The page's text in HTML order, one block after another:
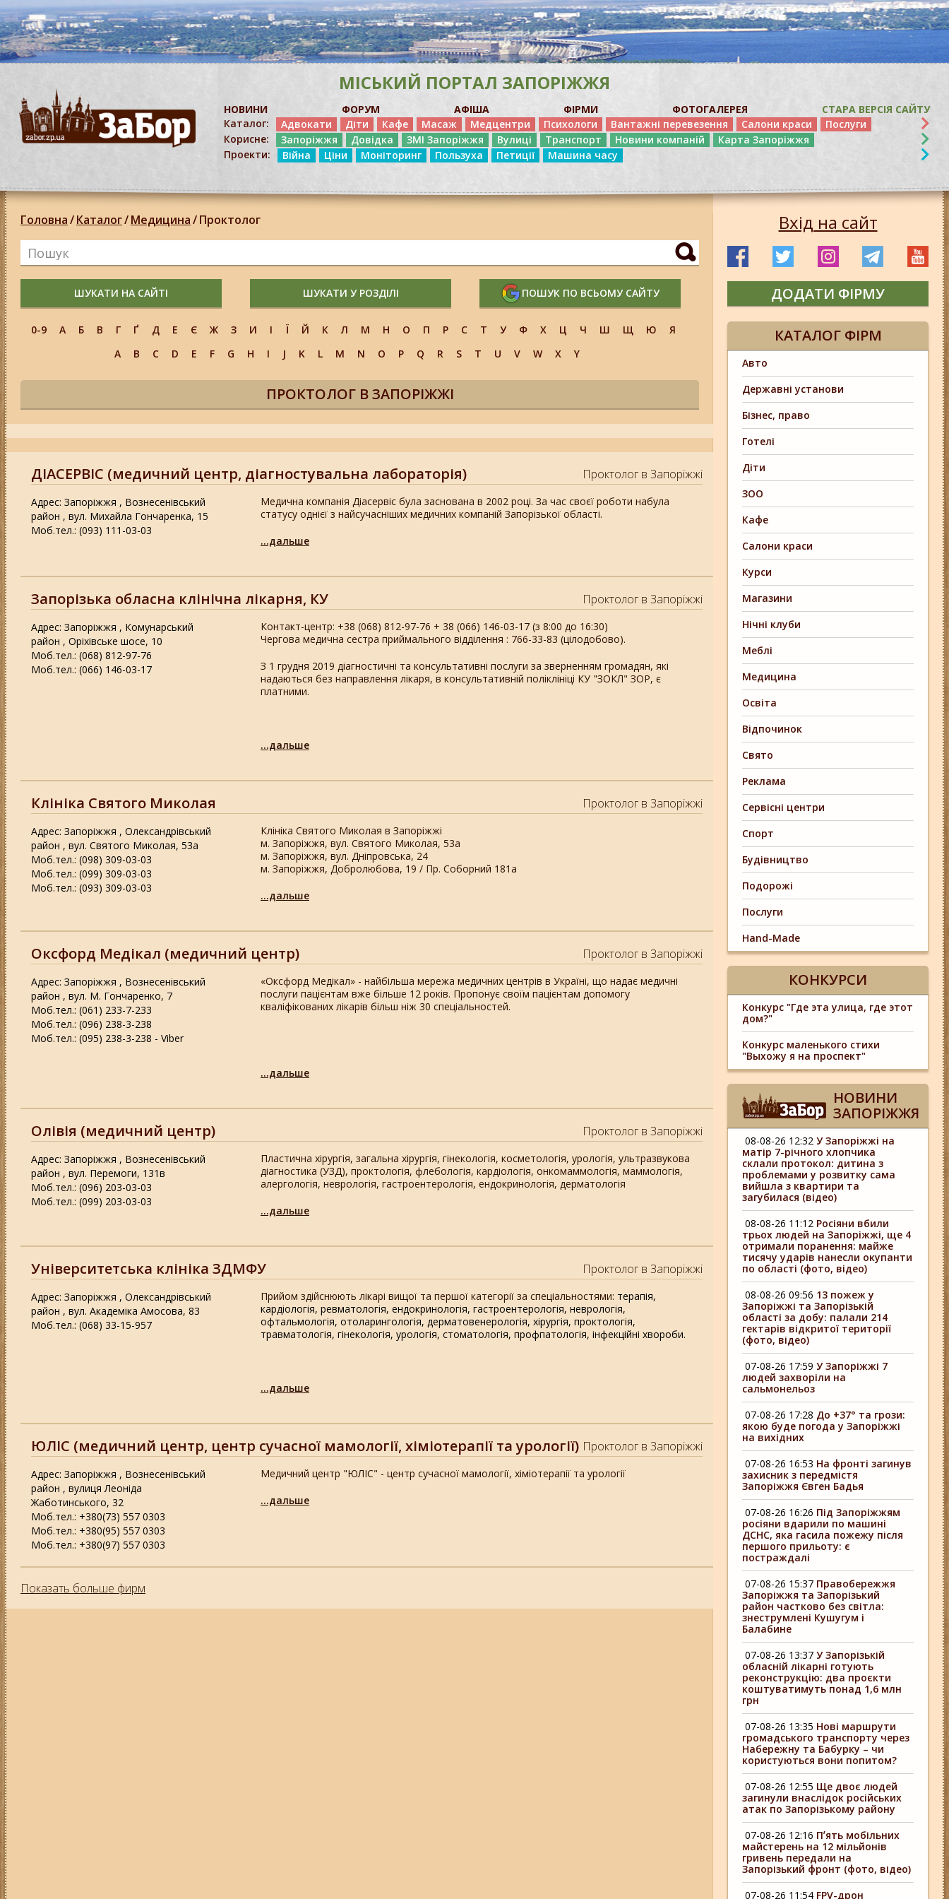
МІСЬКИЙ ПОРТАЛ ЗАПОРІЖЖЯ
НОВИНИ ФОРУМ АФІША ФІРМИ ФОТОГАЛЕРЕЯ
СТАРА ВЕРСІЯ САЙТУ
Каталог:
Адвокати Діти Кафе Масаж Медцентри Психологи Вантажні перевезення Салони краси
Послуги
Корисне:
Запоріжжя Довідка ЗМІ Запоріжжя Вулиці Транспорт Новини компаній
Карта Запоріжжя
Проекти:
Війна Ціни Моніторинг Пользуха Петиції Машина часу
Головна/Каталог/Медицина/Проктолог
ШУКАТИ НА САЙТІ ШУКАТИ У РОЗДІЛІ ПОШУК ПО ВСЬОМУ САЙТУ
0-9 А Б В Г Ґ Д Е Є Ж З И І Ї Й К Л М Н О П Р С Т У Ф Х Ц Ч Ш Щ Ю
Я
A
B C D E F G H I J K L M N O P Q R S T U V W X Y
ПРОКТОЛОГ В ЗАПОРІЖЖІ
ДІАСЕРВІС (медичний центр, діагностувальна лабораторія) Проктолог в Запоріжжі
Адрес: Запоріжжя , Вознесенівський
район , вул. Михайла Гончаренка, 15
Моб.тел.: (093) 111-03-03
Медична компанія Діасервіс була заснована в 2002 році. За час своєї роботи набула
статусу однієї з найсучасніших медичних компаній Запорізької області.
...дальше
Запорізька обласна клінічна лікарня, КУ Проктолог в Запоріжжі
Адрес: Запоріжжя , Комунарський
район , Оріхівське шосе, 10
Моб.тел.: (068) 812-97-76
Моб.тел.: (066) 146-03-17
Контакт-центр: +38 (068) 812-97-76 + 38 (066) 146-03-17 (з 8:00 до 16:30)
Чергова медична сестра приймального відділення : 766-33-83 (цілодобово).
З 1 грудня 2019 діагностичні та консультативні послуги за зверненням громадян, які
надаються без направлення лікаря, в консультативній поліклініці КУ "ЗОКЛ" ЗОР, є
платними.
...дальше
Клініка Святого Миколая Проктолог в Запоріжжі
Адрес: Запоріжжя , Олександрівський
район , вул. Святого Миколая, 53а
Моб.тел.: (098) 309-03-03
Моб.тел.: (099) 309-03-03
Моб.тел.: (093) 309-03-03
Клініка Святого Миколая в Запоріжжі
м. Запоріжжя, вул. Святого Миколая, 53а
м. Запоріжжя, вул. Дніпровська, 24
м. Запоріжжя, Добролюбова, 19 / Пр. Соборний 181а
...дальше
Оксфорд Медікал (медичний центр) Проктолог в Запоріжжі
Адрес: Запоріжжя , Вознесенівський
район , вул. М. Гончаренко, 7
Моб.тел.: (061) 233-7-233
Моб.тел.: (096) 238-3-238
Моб.тел.: (095) 238-3-238 - Viber
«Оксфорд Медікал» - найбільша мережа медичних центрів в Україні, що надає медичні
послуги пацієнтам вже більше 12 років. Пропонує своїм пацієнтам допомогу
кваліфікованих лікарів більш ніж 30 спеціальностей.
...дальше
Олівія (медичний центр) Проктолог в Запоріжжі
Адрес: Запоріжжя , Вознесенівський
район , вул. Перемоги, 131в
Моб.тел.: (096) 203-03-03
Моб.тел.: (099) 203-03-03
Пластична хірургія, загальна хірургія, гінекологія, косметологія, урологія, ультразвукова
діагностика (УЗД), проктологія, флебологія, кардіологія, онкомаммологія, маммологія,
алергологія, неврологія, гастроентерологія, ендокринологія, дерматологія
...дальше
Університетська клініка ЗДМФУ Проктолог в Запоріжжі
Адрес: Запоріжжя , Олександрівський
район , вул. Академіка Амосова, 83
Моб.тел.: (068) 33-15-957
Прийом здійснюють лікарі вищої та першої категорії за спеціальностями: терапія,
кардіологія, ревматологія, ендокринологія, гастроентерологія, неврологія,
офтальмологія, отоларингологія, дерматовенерологія, хірургія, проктологія,
травматологія, гінекологія, урологія, стоматологія, профпатологія, інфекційні хвороби.
...дальше
ЮЛІС (медичний центр, центр сучасної мамології, хіміотерапії та урології) Проктолог в Запоріжжі
Адрес: Запоріжжя , Вознесенівський
район , вулиця Леоніда
Жаботинського, 32
Моб.тел.: +380(73) 557 0303
Моб.тел.: +380(95) 557 0303
Моб.тел.: +380(97) 557 0303
Медичний центр "ЮЛІС" - центр сучасної мамології, хіміотерапії та урології
...дальше
Показать больше фирм
Вхід на сайт
ДОДАТИ ФІРМУ
КАТАЛОГ ФІРМ
Авто
Державні установи
Бізнес, право
Готелі
Діти
ЗОО
Кафе
Салони краси
Курси
Магазини
Нічні клуби
Меблі
Медицина
Освіта
Відпочинок
Свято
Реклама
Сервісні центри
Спорт
Будівництво
Подорожі
Послуги
Hand-Made
КОНКУРСИ
Конкурс "Где эта улица, где этот
дом?"
Конкурс маленького стихи
"Выхожу я на проспект"
НОВИНИ
ЗАПОРІЖЖЯ
08-08-26 12:32 У Запоріжжі на
матір 7-річного хлопчика
склали протокол: дитина з
проблемами у розвитку сама
вийшла з квартири та
загубилася (відео)
08-08-26 11:12 Росіяни вбили
трьох людей на Запоріжжі, ще 4
отримали поранення: майже
тисячу ударів нанесли окупанти
по області (фото, відео)
08-08-26 09:56 13 пожеж у
Запоріжжі та Запорізькій
області за добу: палали 214
гектарів відкритої території
(фото, відео)
07-08-26 17:59 У Запоріжжі 7
людей захворіли на
сальмонельоз
07-08-26 17:28 До +37° та грози:
якою буде погода у Запоріжжі
на вихідних
07-08-26 16:53 На фронті загинув
захисник з передмістя
Запоріжжя Євген Бадья
07-08-26 16:26 Під Запоріжжям
росіяни вдарили по машині
ДСНС, яка гасила пожежу після
першого прильоту: є
постраждалі
07-08-26 15:37 Правобережжя
Запоріжжя та Запорізький
район частково без світла:
знеструмлені Кушугум і
Балабине
07-08-26 13:37 У Запорізькій
обласній лікарні готують
реконструкцію: два проєкти
коштуватимуть понад 1,6 млн
грн
07-08-26 13:35 Нові маршрути
громадського транспорту через
Набережну та Бабурку – чи
користуються вони попитом?
07-08-26 12:55 Ще двоє людей
загинули внаслідок російських
атак по Запорізькому району
07-08-26 12:16 Пʼять мобільних
майстерень на 12 мільйонів
гривень передали на
Запорізький фронт (фото, відео)
07-08-26 11:54 FPV-дрон